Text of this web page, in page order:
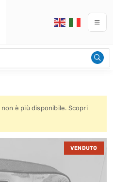
è più disponibile. Scopri
VENDUTO